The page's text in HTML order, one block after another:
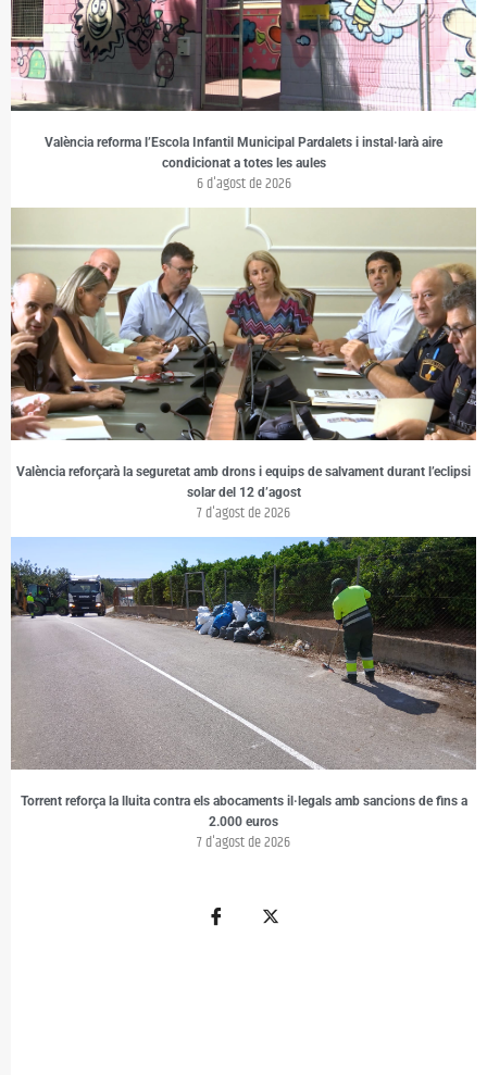
València reforma l’Escola Infantil Municipal Pardalets i instal·larà aire
condicionat a totes les aules
6 d'agost de 2026
València reforçarà la seguretat amb drons i equips de salvament durant l’eclipsi
solar del 12 d’agost
7 d'agost de 2026
Torrent reforça la lluita contra els abocaments il·legals amb sancions de fins a
2.000 euros
7 d'agost de 2026